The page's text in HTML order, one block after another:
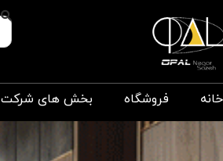
خانه فروشگاه بخش های شرکت